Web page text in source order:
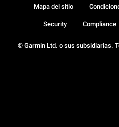
© Garmin Ltd. o sus subsidiarias.
Mapa del sitio
Security Compliance